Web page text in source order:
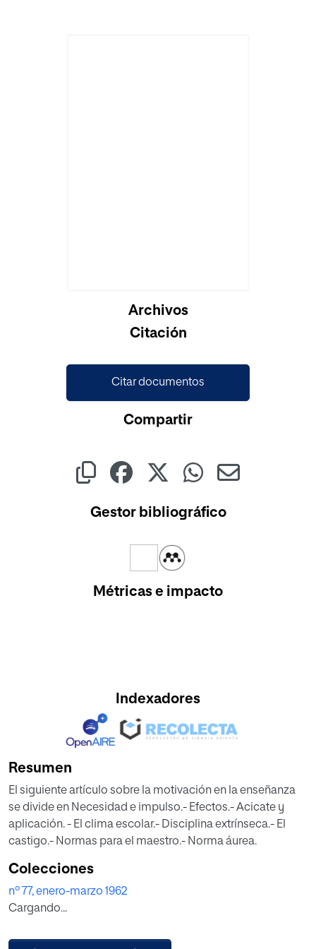
Archivos
Citación
Citar documentos
Compartir
Gestor bibliográfico
Métricas e impacto
Indexadores
Resumen
El siguiente artículo sobre la motivación en la enseñanza
se divide en Necesidad e impulso.- Efectos.- Acicate y
aplicación. - El clima escolar.- Disciplina extrínseca.- El
castigo.- Normas para el maestro.- Norma áurea.
Colecciones
nº 77, enero-marzo 1962
Cargando...